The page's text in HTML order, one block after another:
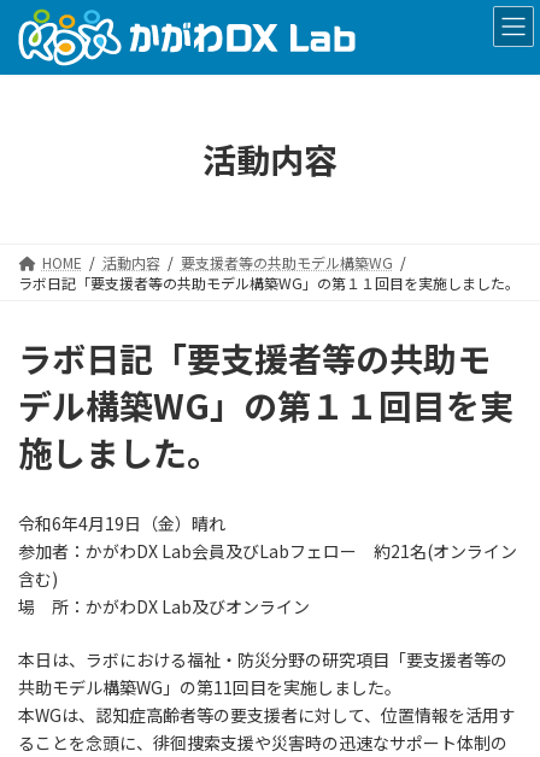
活動内容
HOME 活動内容
要支援者等の共助モデル構築WG
ラボ日記「要支援者等の共助モデル構築WG」の第１１回目を実施しました。
ラボ日記「要支援者等の共助モ
デル構築WG」の第１１回目を実
施しました。
令和6年4月19日（金）晴れ
参加者：かがわDX Lab会員及びLabフェロー 約21名(オンライン
含む)
場 所：かがわDX Lab及びオンライン
本日は、ラボにおける福祉・防災分野の研究項目「要支援者等の
共助モデル構築WG」の第11回目を実施しました。
本WGは、認知症高齢者等の要支援者に対して、位置情報を活用す
ることを念頭に、徘徊捜索支援や災害時の迅速なサポート体制の